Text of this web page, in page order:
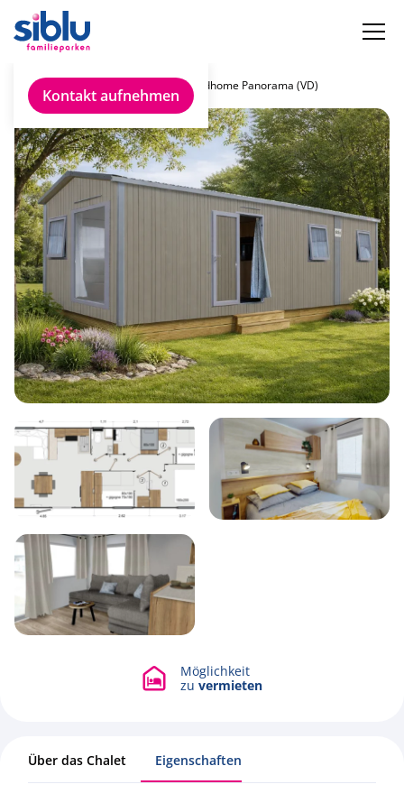
Kontakt aufnehmen
Rapidhome Panorama (VD)
6 1 3 43.2m2
Möglichkeit
zu vermieten
Über das Chalet Eigenschaften